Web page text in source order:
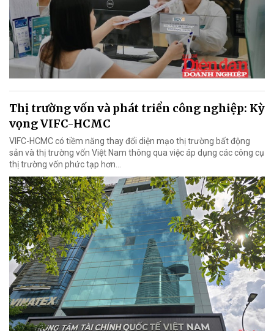
Thị trường vốn và phát triển công nghiệp: Kỳ
vọng VIFC-HCMC
VIFC-HCMC có tiềm năng thay đổi diện mạo thị trường bất động
sản và thị trường vốn Việt Nam thông qua việc áp dụng các công cụ
thị trường vốn phức tạp hơn...